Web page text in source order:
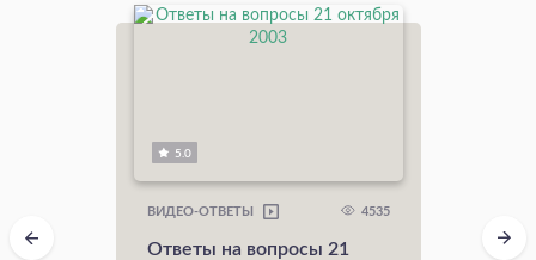
5.0
ВИДЕО-ОТВЕТЫ 4535
Ответы на вопросы 21